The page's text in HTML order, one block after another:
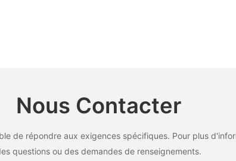
Nous Contacter
de répondre aux exigences spécifiques. Pour plus
questions ou des demandes de renseignements.